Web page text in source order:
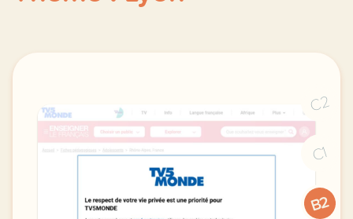
C2
C1
B2